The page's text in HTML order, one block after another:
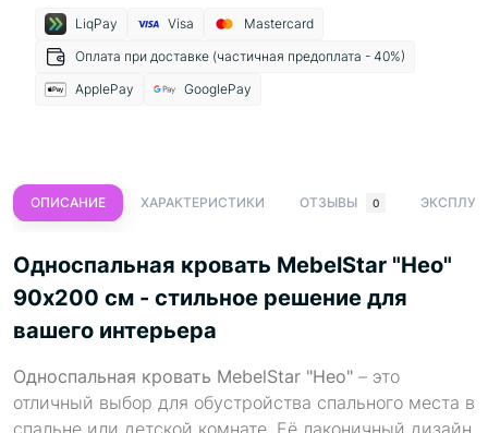
LiqPay Visa
Mastercard
Оплата при доставке (частичная предоплата - 40%)
ApplePay
GooglePay
ОПИСАНИЕ ХАРАКТЕРИСТИКИ ОТЗЫВЫ 0
Односпальная кровать MebelStar "Нео"
90x200 см - стильное решение для
вашего интерьера
Односпальная кровать MebelStar "Нео" – это
отличный выбор для обустройства спального места в
спальне или детской комнате. Её лаконичный дизайн